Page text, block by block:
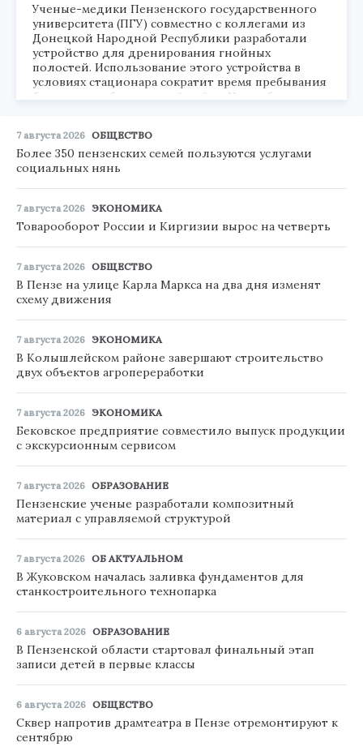
Ученые-медики Пензенского государственного
университета (ПГУ) совместно с коллегами из
Донецкой Народной Республики разработали
устройство для дренирования гнойных
полостей. Использование этого устройства в
условиях стационара сократит время пребывания
больного на больничной койке. На изобретение
появиться готовые устройства, созданные на базе
патента.
7 августа 2026 ОБЩЕСТВО
Более 350 пензенских семей пользуются услугами
социальных нянь
7 августа 2026 ЭКОНОМИКА
Товарооборот России и Киргизии вырос на четверть
7 августа 2026 ОБЩЕСТВО
В Пензе на улице Карла Маркса на два дня изменят
схему движения
7 августа 2026 ЭКОНОМИКА
В Колышлейском районе завершают строительство
двух объектов агропереработки
7 августа 2026 ЭКОНОМИКА
Бековское предприятие совместило выпуск продукции
с экскурсионным сервисом
7 августа 2026 ОБРАЗОВАНИЕ
Пензенские ученые разработали композитный
материал с управляемой структурой
7 августа 2026 ОБ АКТУАЛЬНОМ
В Жуковском началась заливка фундаментов для
станкостроительного технопарка
6 августа 2026 ОБРАЗОВАНИЕ
В Пензенской области стартовал финальный этап
записи детей в первые классы
6 августа 2026 ОБЩЕСТВО
Сквер напротив драмтеатра в Пензе отремонтируют к
сентябрю